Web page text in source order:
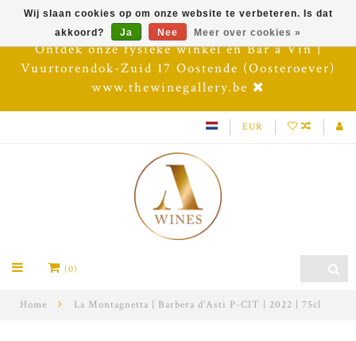
Ontdek onze fysieke winkel en Bar à Vin |
Vuurtorendok-Zuid 17 Oostende (Oosteroever)
www.thewinegallery.be
EUR
(0)
Home La Montagnetta | Barbera d’Asti P-CIT | 2022 | 75cl
Wij slaan cookies op om onze website te verbeteren. Is dat
akkoord?
Ja Nee Meer over cookies »